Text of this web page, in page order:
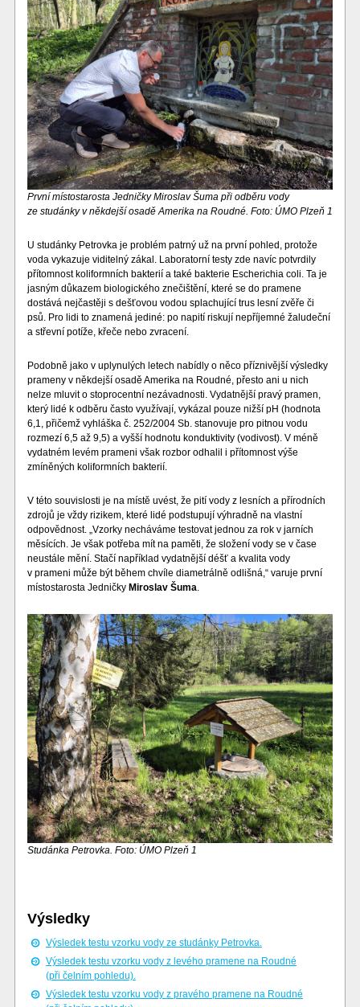
První místostarosta Jedničky Miroslav Šuma při odběru vody
ze studánky v někdejší osadě Amerika na Roudné. Foto: ÚMO Plzeň 1
U studánky Petrovka je problém patrný už na první pohled, protože
voda vykazuje viditelný zákal. Laboratorní testy zde navíc potvrdily
přítomnost koliformních bakterií a také bakterie Escherichia coli. Ta je
jasným důkazem biologického znečištění, které se do pramene
dostává nejčastěji s dešťovou vodou splachující trus lesní zvěře či
psů. Pro lidi to znamená jediné: po napití riskují nepříjemné žaludeční
a střevní potíže, křeče nebo zvracení.
Podobně jako v uplynulých letech nabídly o něco příznivější výsledky
prameny v někdejší osadě Amerika na Roudné, přesto ani u nich
nelze mluvit o stoprocentní nezávadnosti. Vydatnější pravý pramen,
který lidé k odběru často využívají, vykázal pouze nižší pH (hodnota
6,1, přičemž vyhláška č. 252/2004 Sb. stanovuje pro pitnou vodu
rozmezí 6,5 až 9,5) a vyšší hodnotu konduktivity (vodivost). V méně
vydatném levém prameni však rozbor odhalil i přítomnost výše
zmíněných koliformních bakterií.
V této souvislosti je na místě uvést, že pití vody z lesních a přírodních
zdrojů je vždy rizikem, které lidé podstupují výhradně na vlastní
odpovědnost. „Vzorky necháváme testovat jednou za rok v jarních
měsících. Je však potřeba mít na paměti, že složení vody se v čase
neustále mění. Stačí například vydatnější déšť a kvalita vody
v prameni může být během chvíle diametrálně odlišná,“ varuje první
místostarosta Jedničky Miroslav Šuma.
Studánka Petrovka. Foto: ÚMO Plzeň 1
Výsledky
Výsledek testu vzorku vody ze studánky Petrovka.
Výsledek testu vzorku vody z levého pramene na Roudné
(při čelním pohledu).
Výsledek testu vzorku vody z pravého pramene na Roudné